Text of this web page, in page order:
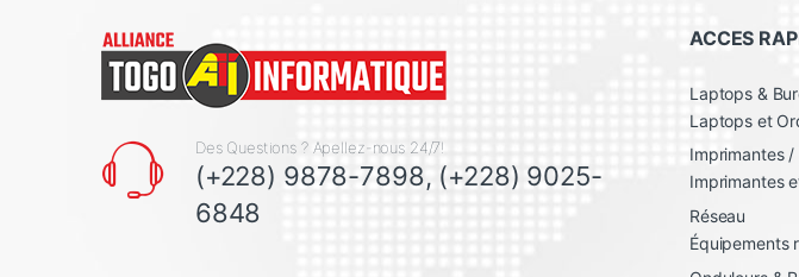
Des Questions ? Apellez-nous 24/7!
(+228) 9878-7898, (+228) 9025-
6848
ACCES
Laptops &
Laptops et
Imprimantes /
Imprimantes
Réseau
Équipements